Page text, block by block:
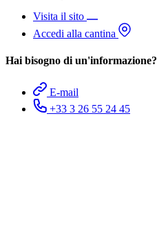
Visita il sito
Accedi alla cantina
Hai bisogno di un'informazione?
E-mail
+33 3 26 55 24 45